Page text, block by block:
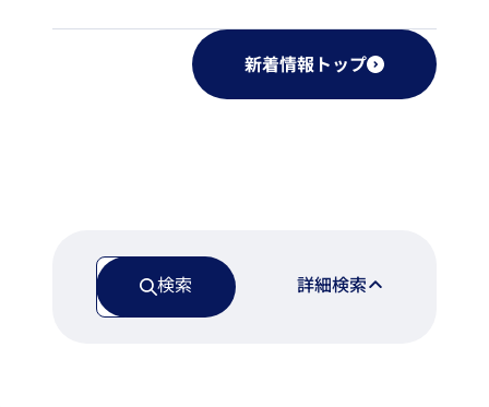
新着情報トップ
検索 詳細検索